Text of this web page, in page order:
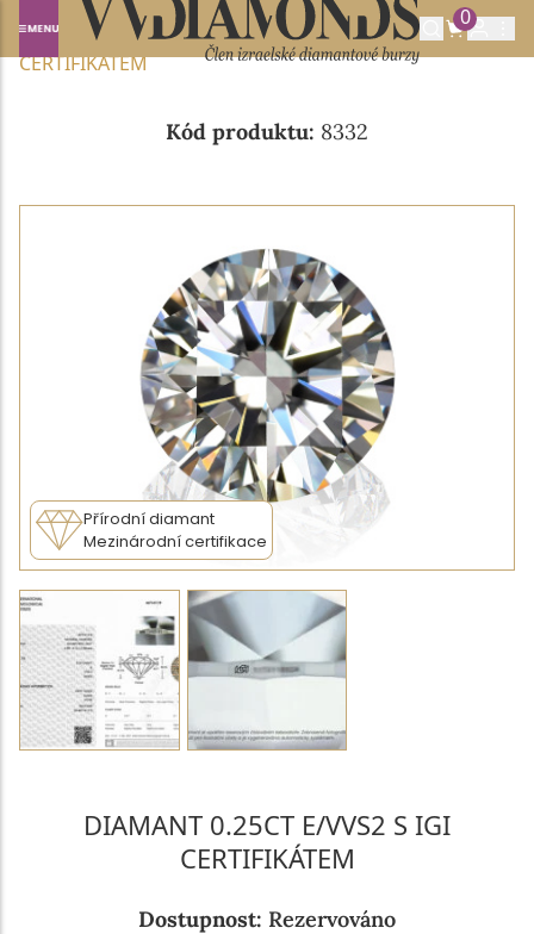
0
Domů NABÍDKA DIAMANTŮ
0.25CT E/VVS2 S IGI
CERTIFIKÁTEM
Kód produktu: 8332
Přírodní diamant
Mezinárodní certifikace
DIAMANT 0.25CT E/VVS2 S IGI
CERTIFIKÁTEM
Dostupnost: Rezervováno